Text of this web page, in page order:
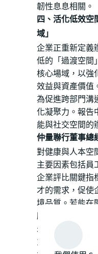
韌性息息相關。
四、活化低效空
域」
企業正重新定義
低的「過渡空間
核心場域，以強
效益與資產價值
為促進跨部門溝
化凝聚力。報告
能與社交空間的
仲量聯行董事總
對健康與人本空
主要因素包括員
企業評比關鍵指
才的需求，促使
境品質。若能在
顧問進行評估，
未來使用情境，
力與人才吸引力